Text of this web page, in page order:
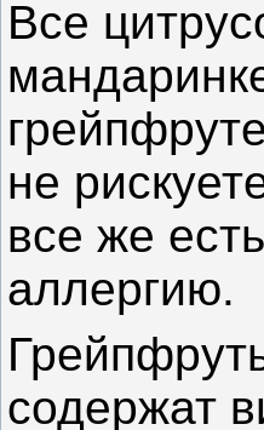
Все
не
все же
аллергию.
содержат